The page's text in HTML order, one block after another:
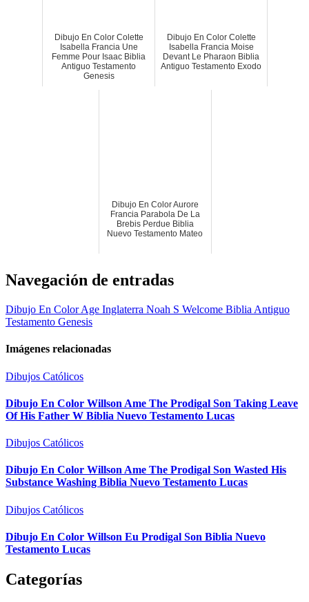
Dibujo En Color Colette
Isabella Francia Une
Femme Pour Isaac Biblia
Antiguo Testamento
Genesis
Dibujo En Color Colette
Isabella Francia Moise
Devant Le Pharaon Biblia
Antiguo Testamento Exodo
Dibujo En Color Aurore
Francia Parabola De La
Brebis Perdue Biblia
Nuevo Testamento Mateo
Navegación de entradas
Dibujo En Color Age Inglaterra Noah S Welcome Biblia Antiguo
Testamento Genesis
Imágenes relacionadas
Dibujos Católicos
Dibujo En Color Willson Ame The Prodigal Son Taking Leave
Of His Father W Biblia Nuevo Testamento Lucas
Dibujos Católicos
Dibujo En Color Willson Ame The Prodigal Son Wasted His
Substance Washing Biblia Nuevo Testamento Lucas
Dibujos Católicos
Dibujo En Color Willson Eu Prodigal Son Biblia Nuevo
Testamento Lucas
Categorías